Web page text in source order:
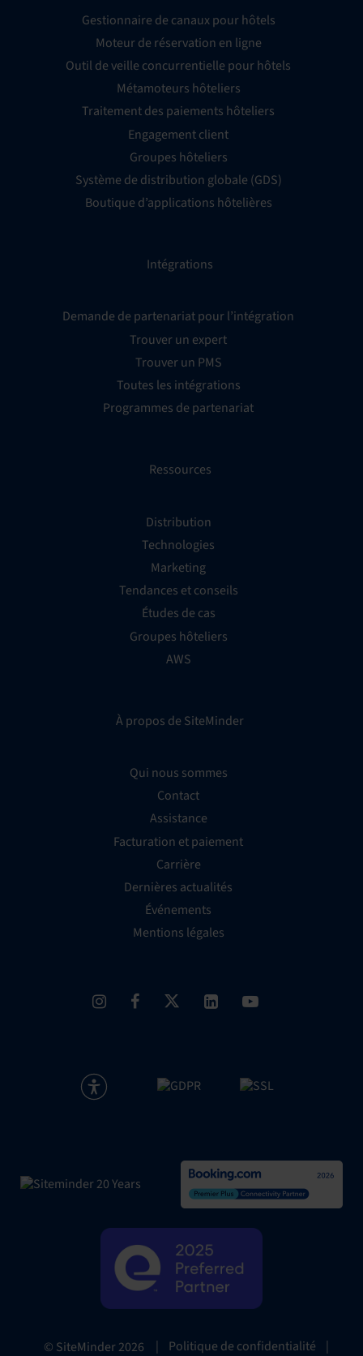
Gestionnaire de canaux pour hôtels
Moteur de réservation en ligne
Outil de veille concurrentielle pour hôtels
Métamoteurs hôteliers
Traitement des paiements hôteliers
Engagement client
Groupes hôteliers
Système de distribution globale (GDS)
Boutique d’applications hôtelières
Intégrations
Demande de partenariat pour l’intégration
Trouver un expert
Trouver un PMS
Toutes les intégrations
Programmes de partenariat
Ressources
Distribution
Technologies
Marketing
Tendances et conseils
Études de cas
Groupes hôteliers
AWS
À propos de SiteMinder
Qui nous sommes
Contact
Assistance
Facturation et paiement
Carrière
Dernières actualités
Événements
Mentions légales
© SiteMinder2026 | Politique de confidentialité |